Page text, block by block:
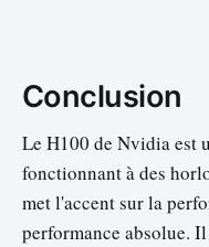
Conclusion
Le H100 de Nvidia est
fonctionnant à des
met l'accent sur la
performance absolue.